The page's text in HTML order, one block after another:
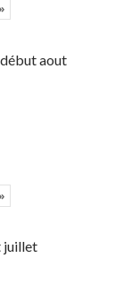
aout
juillet